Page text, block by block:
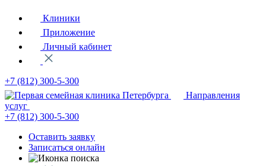
Клиники
Приложение
Личный кабинет
+7 (812) 300-5-300
Направления
услуг
+7 (812) 300-5-300
Оставить заявку
Записаться онлайн